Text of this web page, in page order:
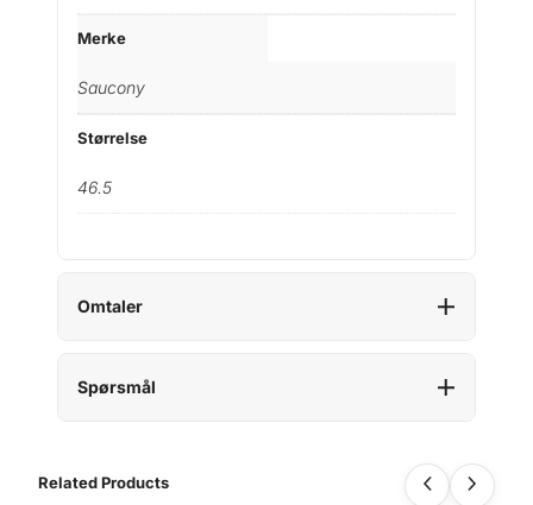
Merke
Saucony
Størrelse
46.5
Omtaler
Spørsmål
Related Products